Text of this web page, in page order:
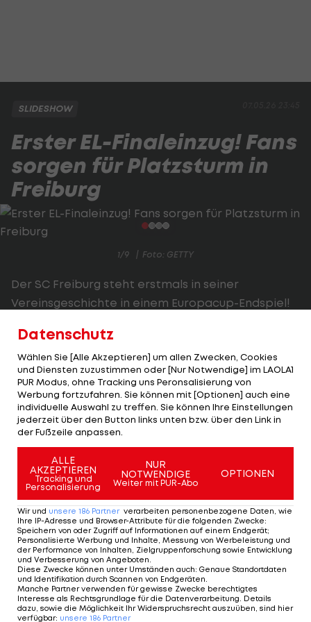
SLIDESHOW
Erster EL-Finaleinzug! Fans
sorgen für Platzsturm in
Freiburg
1/9 Foto: GETTY
Der SC Freiburg steht erstmals in seiner
Vereinsgeschichte in einem Europacup-Endspiel!
Gegen den SC Braga setzt man sich im Halbfinal-
Rückspiel vor Heimpublikum mit 3:1 durch und
bucht damit das Finalticket für die UEFA Europa
League.
Die Fans sind daraufhin nicht mehr auf den
Rängen zu halten und stürmen den Platz.
Die besten Bilder:
1 VON 9
KOMMENTARE
Datenschutz
Wählen Sie [Alle Akzeptieren] um allen Zwecken, Cookies
und Diensten zuzustimmen oder [Nur Notwendige] im LAOLA1
PUR Modus, ohne Tracking uns Peronsalisierung von
Werbung fortzufahren. Sie können mit [Optionen] auch eine
individuelle Auswahl zu treffen. Sie können Ihre Einstellungen
jederzeit über den Button links unten bzw. über den Link in
der Fußzeile anpassen.
ALLE
AKZEPTIEREN
Tracking und
Personalisierung
NUR
NOTWENDIGE
Weiter mit PUR-Abo
OPTIONEN
Wir und unsere 186 Partner verarbeiten personenbezogene Daten, wie
Ihre IP-Adresse und Browser-Attribute für die folgenden Zwecke:
Speichern von oder Zugriff auf Informationen auf einem Endgerät;
Personalisierte Werbung und Inhalte, Messung von Werbeleistung und
der Performance von Inhalten, Zielgruppenforschung sowie Entwicklung
und Verbesserung von Angeboten
Diese Zwecke können unter Umständen auch: Genaue Standortdaten
und Identifikation durch Scannen von Endgeräten
Manche Partner verwenden für gewisse Zwecke berechtigtes
Interesse als Rechtsgrundlage für die Datenverarbeitung. Details
dazu, sowie die Möglichkeit Ihr Widerspruchsrecht auszuüben, sind hier
verfügbar: unsere 186 Partner